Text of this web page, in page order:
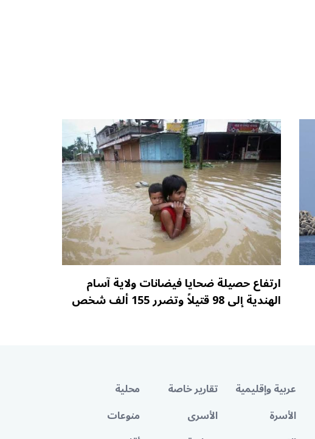
ارتفاع حصيلة ضحايا فيضانات ولاية آسام
الهندية إلى 98 قتيلاً وتضرر 155 ألف شخص
عربية وإقليمية تقارير خاصة
محلية
الأسرة الأسرى
منوعات